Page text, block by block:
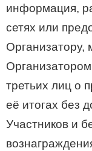
информация,
сетях или
Организатору,
третьих лиц о
её итогах без
Участников и